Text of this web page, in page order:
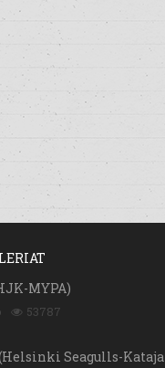
MYPA)
53787
(Helsinki Seagulls-Kataja